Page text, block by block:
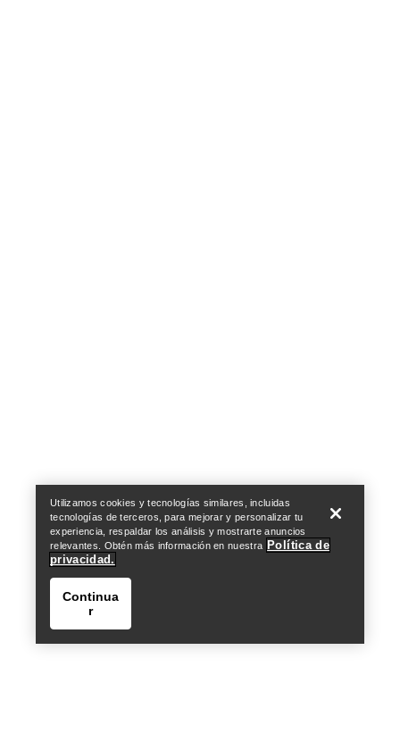
Utilizamos cookies y tecnologías similares, incluidas
tecnologías de terceros, para mejorar y personalizar tu
experiencia, respaldar los análisis y mostrarte anuncios
relevantes. Obtén más información en nuestra Política de
privacidad.
Continua
r